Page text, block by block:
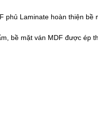
phủ Laminate hoàn thiện bề
bề mặt ván MDF được ép